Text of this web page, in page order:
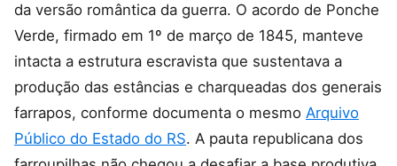
da versão romântica da guerra. O acordo de Ponche
Verde, firmado em 1º de março de 1845, manteve
intacta a estrutura escravista que sustentava a
produção das estâncias e charqueadas dos generais
farrapos, conforme documenta o mesmo Arquivo
Público do Estado do RS. A pauta republicana dos